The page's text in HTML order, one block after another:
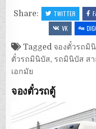
Share: TWITTER
VK
Tagged จองตั๋วรถมิ
ตั๋วรถมินิบัส, รถมินิบัส สา
เอกมัย
จองตั๋วรถตู้